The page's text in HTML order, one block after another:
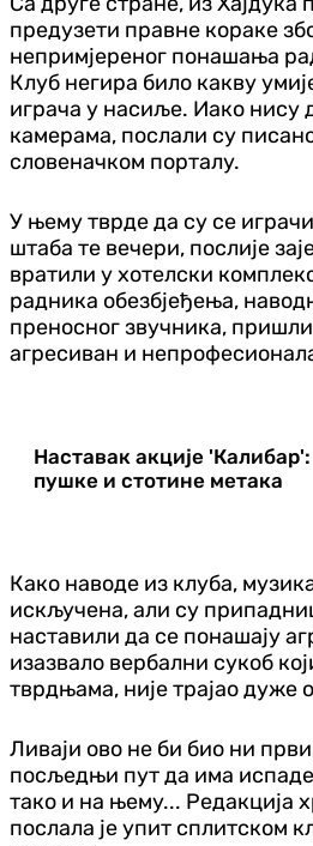
предузети правне кораке
непримјереног понашања
Клуб негира било какву
играча у насиље. Иако нису
камерама, послали су
словеначком порталу.
У њему тврде да су се
штаба те вечери, послије
вратили у хотелски
радника обезбјеђења,
преносног звучника,
агресиван и
Наставак акције
пушке и стотине метака
Како наводе из клуба,
искључена, али су
наставили да се понашају
изазвало вербални сукоб
тврдњама, није трајао дуже
Ливаји ово не би био ни
посљедњи пут да има
тако и на њему... Редакција
послала је упит сплитском